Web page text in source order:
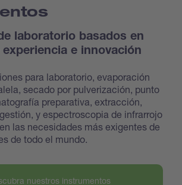
laboratorio basados en
experiencia e innovación
para laboratorio, evaporación
secado por pulverización, punto
preparativa, extracción,
y espectroscopia de infrarrojo
las necesidades más exigentes de
de todo el mundo.
nuestros instrumentos